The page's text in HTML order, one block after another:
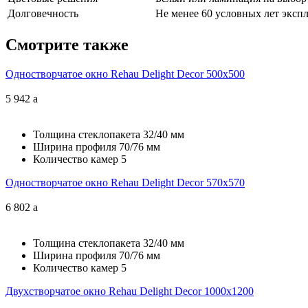
Долговечность
Не менее 60 условных лет
Смотрите также
Одностворчатое окно Rehau Delight Decor 500x500
5 942 a
Толщина стеклопакета 32/40 мм
Ширина профиля 70/76 мм
Количество камер 5
Одностворчатое окно Rehau Delight Decor 570x570
6 802 a
Толщина стеклопакета 32/40 мм
Ширина профиля 70/76 мм
Количество камер 5
Двухстворчатое окно Rehau Delight Decor 1000x1200